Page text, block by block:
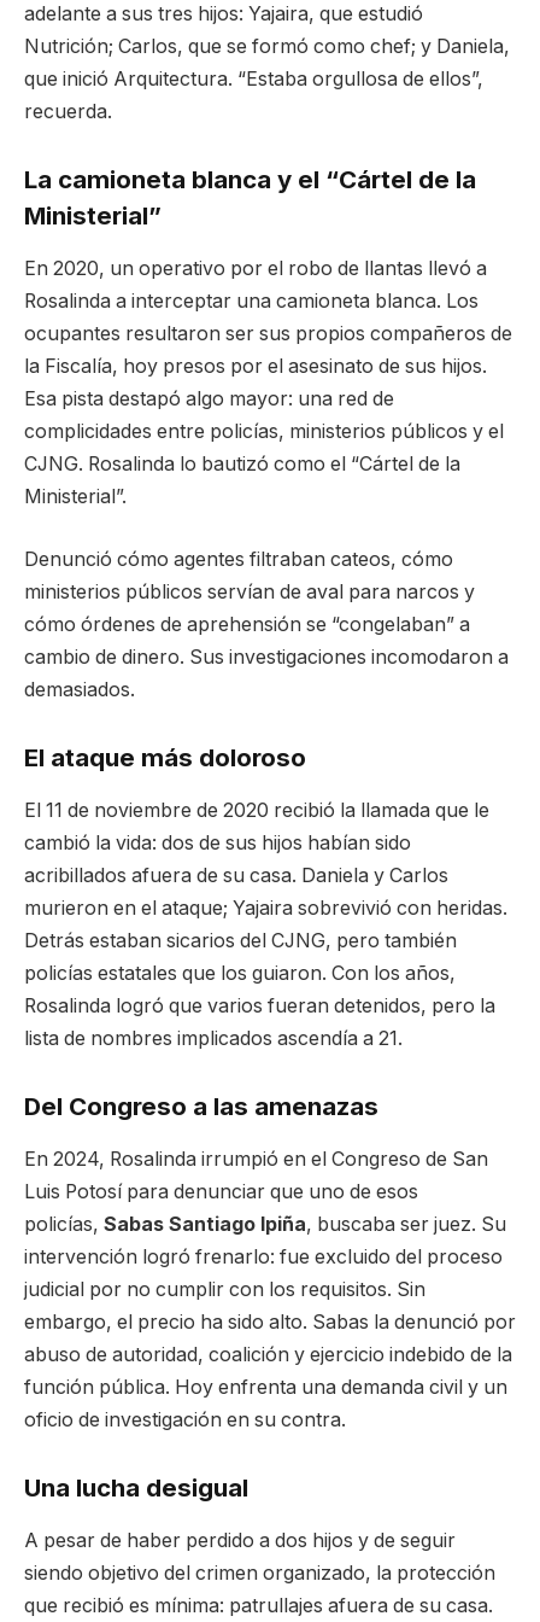
adelante a sus tres hijos: Yajaira, que estudió
Nutrición; Carlos, que se formó como chef; y Daniela,
que inició Arquitectura. “Estaba orgullosa de ellos”,
recuerda.
La camioneta blanca y el “Cártel de la
Ministerial”
En 2020, un operativo por el robo de llantas llevó a
Rosalinda a interceptar una camioneta blanca. Los
ocupantes resultaron ser sus propios compañeros de
la Fiscalía, hoy presos por el asesinato de sus hijos.
Esa pista destapó algo mayor: una red de
complicidades entre policías, ministerios públicos y el
CJNG. Rosalinda lo bautizó como el “Cártel de la
Ministerial”.
Denunció cómo agentes filtraban cateos, cómo
ministerios públicos servían de aval para narcos y
cómo órdenes de aprehensión se “congelaban” a
cambio de dinero. Sus investigaciones incomodaron a
demasiados.
El ataque más doloroso
El 11 de noviembre de 2020 recibió la llamada que le
cambió la vida: dos de sus hijos habían sido
acribillados afuera de su casa. Daniela y Carlos
murieron en el ataque; Yajaira sobrevivió con heridas.
Detrás estaban sicarios del CJNG, pero también
policías estatales que los guiaron. Con los años,
Rosalinda logró que varios fueran detenidos, pero la
lista de nombres implicados ascendía a 21.
Del Congreso a las amenazas
En 2024, Rosalinda irrumpió en el Congreso de San
Luis Potosí para denunciar que uno de esos
policías, Sabas Santiago Ipiña, buscaba ser juez. Su
intervención logró frenarlo: fue excluido del proceso
judicial por no cumplir con los requisitos. Sin
embargo, el precio ha sido alto. Sabas la denunció por
abuso de autoridad, coalición y ejercicio indebido de la
función pública. Hoy enfrenta una demanda civil y un
oficio de investigación en su contra.
Una lucha desigual
A pesar de haber perdido a dos hijos y de seguir
siendo objetivo del crimen organizado, la protección
que recibió es mínima: patrullajes afuera de su casa.